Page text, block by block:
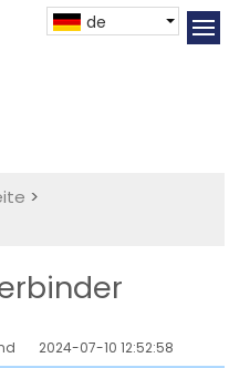
de
>
2024-07-10 12:52:58